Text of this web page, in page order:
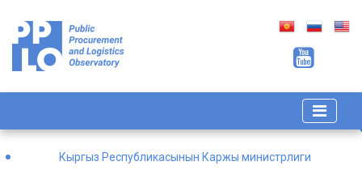
Кыргыз Республикасынын Каржы министрлиги